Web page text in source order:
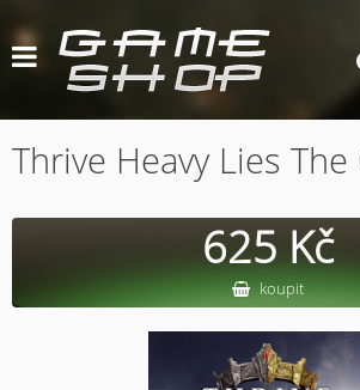
Thrive Heavy Lies
625 Kč
koupit